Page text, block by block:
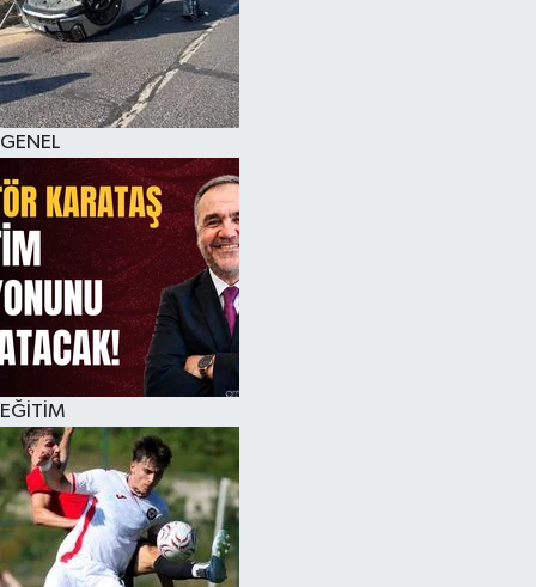
GENEL
EĞİTİM
KÜLTÜR SANAT
MAGAZİN
SAĞLIK
SİYASET
SPOR
TEKNOLOJİ
VİZYONDAKİLER
YAŞAM